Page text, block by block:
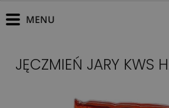
JĘCZMIEŃ JARY KWS